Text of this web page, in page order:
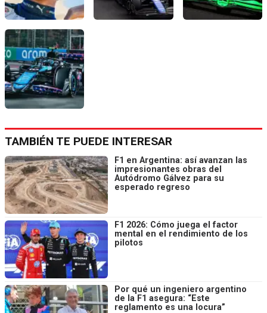
TAMBIÉN TE PUEDE INTERESAR
F1 en Argentina: así avanzan las
impresionantes obras del
Autódromo Gálvez para su
esperado regreso
F1 2026: Cómo juega el factor
mental en el rendimiento de los
pilotos
Por qué un ingeniero argentino
de la F1 asegura: “Este
reglamento es una locura”